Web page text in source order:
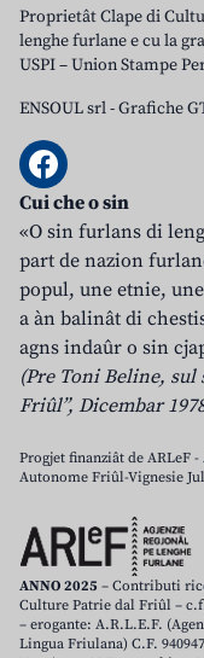
Proprietât Clape di
lenghe furlane e cu la
USPI – Union Stampe
ENSOUL srl-Grafiche
Cui che o sin
«O sin furlans di
part de nazion
popul, une etnie,
a àn balinât di
agns indaûr o sin
(Pre Toni Beline,
Friûl”, Dicembar
Progjet finanziât de ARLeF
Autonome Friûl-Vignesie
ANNO 2025 – Contributi
Culture Patrie dal Friûl – c.f.
– erogante: A.R.L.E.F.
Lingua Friulana) C.F.